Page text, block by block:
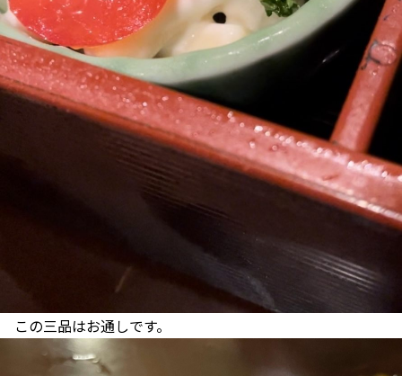
この三品はお通しです。